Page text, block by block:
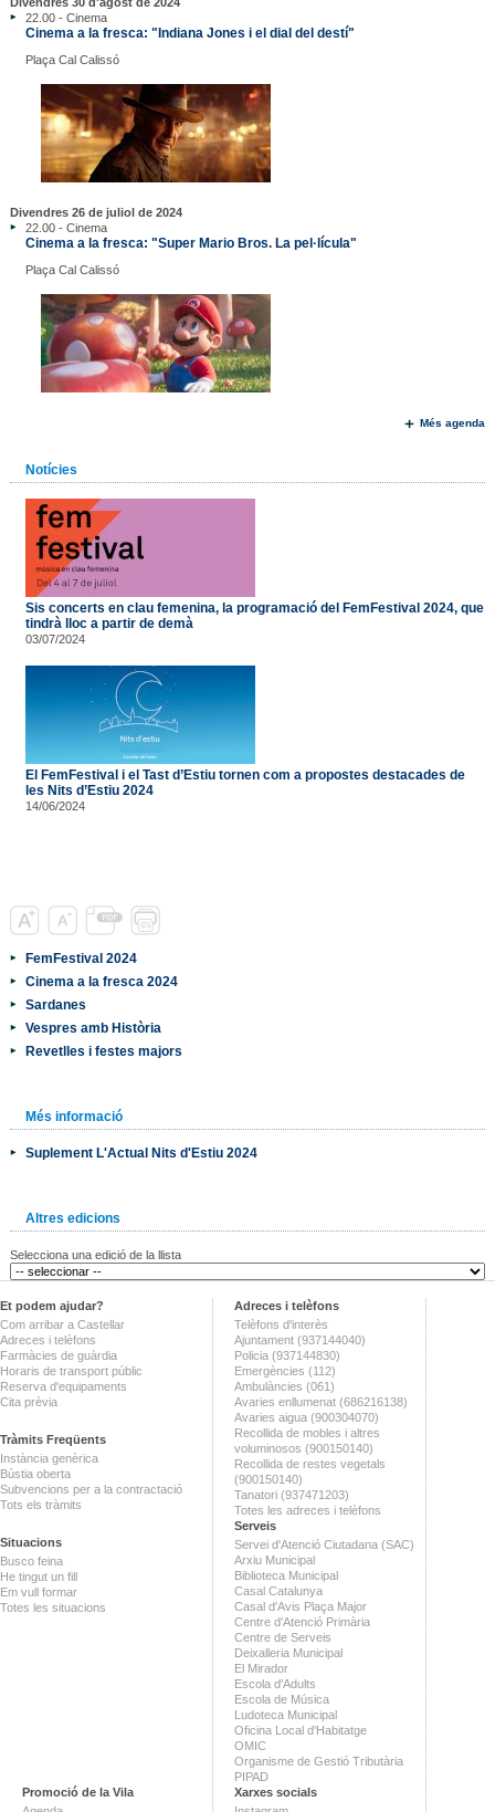
22.00 - Cinema
Cinema a la fresca: "Indiana Jones i el dial del destí"
Plaça Cal Calissó
Divendres 26 de juliol de 2024
22.00 - Cinema
Cinema a la fresca: "Super Mario Bros. La pel·lícula"
Plaça Cal Calissó
Més agenda
Notícies
Sis concerts en clau femenina, la programació del FemFestival 2024, que
tindrà lloc a partir de demà
03/07/2024
El FemFestival i el Tast d’Estiu tornen com a propostes destacades de
les Nits d’Estiu 2024
14/06/2024
FemFestival 2024
Cinema a la fresca 2024
Sardanes
Vespres amb Història
Revetlles i festes majors
Més informació
Suplement L'Actual Nits d'Estiu 2024
Altres edicions
Selecciona una edició de la llista
Et podem ajudar?
Com arribar a Castellar
Adreces i telèfons
Farmàcies de guàrdia
Horaris de transport públic
Reserva d'equipaments
Cita prèvia
Tràmits Freqüents
Instància genèrica
Bústia oberta
Subvencions per a la contractació
Tots els tràmits
Situacions
Busco feina
He tingut un fill
Em vull formar
Totes les situacions
Adreces i telèfons
Telèfons d'interès
Ajuntament (937144040)
Policia (937144830)
Emergències (112)
Ambulàncies (061)
Avaries enllumenat (686216138)
Avaries aigua (900304070)
Recollida de mobles i altres
voluminosos (900150140)
Recollida de restes vegetals
(900150140)
Tanatori (937471203)
Totes les adreces i telèfons
Serveis
Servei d'Atenció Ciutadana (SAC)
Arxiu Municipal
Biblioteca Municipal
Casal Catalunya
Casal d'Avis Plaça Major
Centre d'Atenció Primària
Centre de Serveis
Deixalleria Municipal
El Mirador
Escola d'Adults
Escola de Música
Ludoteca Municipal
Oficina Local d'Habitatge
OMIC
Organisme de Gestió Tributària
PIPAD
Promoció de la Vila
Xarxes socials